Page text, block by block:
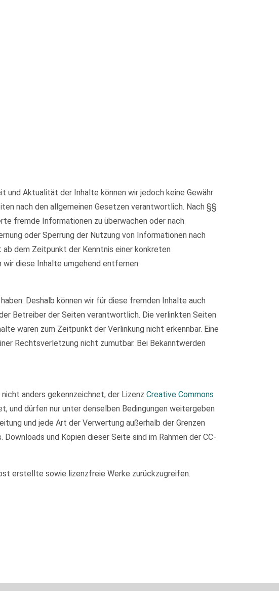
Aktualität der Inhalte können wir jedoch keine Gewähr
nach den allgemeinen Gesetzen verantwortlich. Nach §§
fremde Informationen zu überwachen oder nach
oder Sperrung der Nutzung von Informationen nach
dem Zeitpunkt der Kenntnis einer konkreten
diese Inhalte umgehend entfernen.
Deshalb können wir für diese fremden Inhalte auch
Betreiber der Seiten verantwortlich. Die verlinkten Seiten
waren zum Zeitpunkt der Verlinkung nicht erkennbar. Eine
Rechtsverletzung nicht zumutbar. Bei Bekanntwerden
anders gekennzeichnet, der Lizenz Creative Commons
und dürfen nur unter denselben Bedingungen weitergeben
und jede Art der Verwertung außerhalb der Grenzen
und Kopien dieser Seite sind im Rahmen der CC-
erstellte sowie lizenzfreie Werke zurückzugreifen.